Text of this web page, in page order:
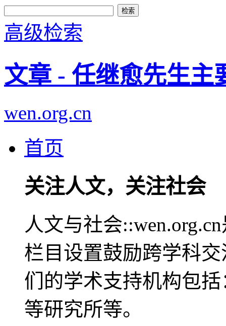
高级检索
文章 - 任继愈先生主
wen.org.cn
首页
关注人文，关注社会
人文与社会
栏目设置鼓励跨学科
们的学术支持机构包
等研究所等。